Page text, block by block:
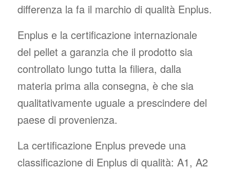
differenza la fa il marchio di qualità Enplus.
Enplus e la certificazione internazionale
del pellet a garanzia che il prodotto sia
controllato lungo tutta la filiera, dalla
materia prima alla consegna, è che sia
qualitativamente uguale a prescindere del
paese di provenienza.
La certificazione Enplus prevede una
classificazione di Enplus di qualità: A1, A2